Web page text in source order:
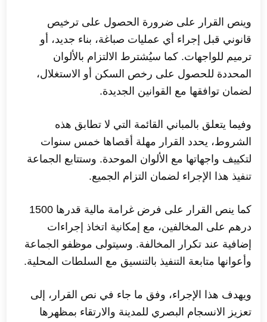
وينص القرار على ضرورة الحصول على ترخيص
قانوني قبل إجراء أي عمليات صباغة، بناء جديد، أو
ترميم للواجهات. كما سيُشترط الالتزام بالألوان
المحددة للحصول على رخص السكن أو الاستغلال،
لضمان توافقها مع القوانين الجديدة.
وفيما يتعلق بالمباني القائمة التي لا تطابق هذه
الشروط، يحدد القرار مهلة أقصاها خمس سنوات
لتكييف واجهاتها مع الألوان الموحدة. وستتابع الجماعة
تنفيذ هذا الإجراء لضمان التزام الجميع.
كما ينص القرار على فرض غرامة مالية قدرها 1500
درهم على المخالفين، مع إمكانية اتخاذ إجراءات
إضافية عند تكرار المخالفة. وسيتولى موظفو الجماعة
وأعوانها متابعة التنفيذ بالتنسيق مع السلطات المحلية.
ويهدف هذا الإجراء، وفق ما جاء في نص القرار، إلى
تعزيز الانسجام البصري للمدينة والارتقاء بمظهرها